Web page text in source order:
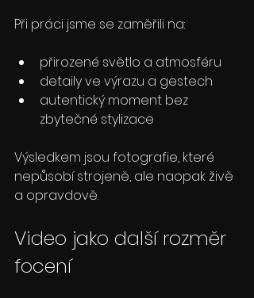
Při práci jsme se zaměřili na:
přirozené světlo a atmosféru
detaily ve výrazu a gestech
autentický moment bez
zbytečné stylizace
Výsledkem jsou fotografie, které
nepůsobí strojeně, ale naopak živě
a opravdově.
Video jako další rozměr
focení